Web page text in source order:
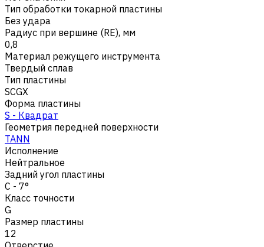
Тип обработки токарной пластины
Без удара
Радиус при вершине (RE), мм
0,8
Материал режущего инструмента
Твердый сплав
Тип пластины
SCGX
Форма пластины
S - Квадрат
Геометрия передней поверхности
TANN
Исполнение
Нейтральное
Задний угол пластины
C - 7°
Класс точности
G
Размер пластины
12